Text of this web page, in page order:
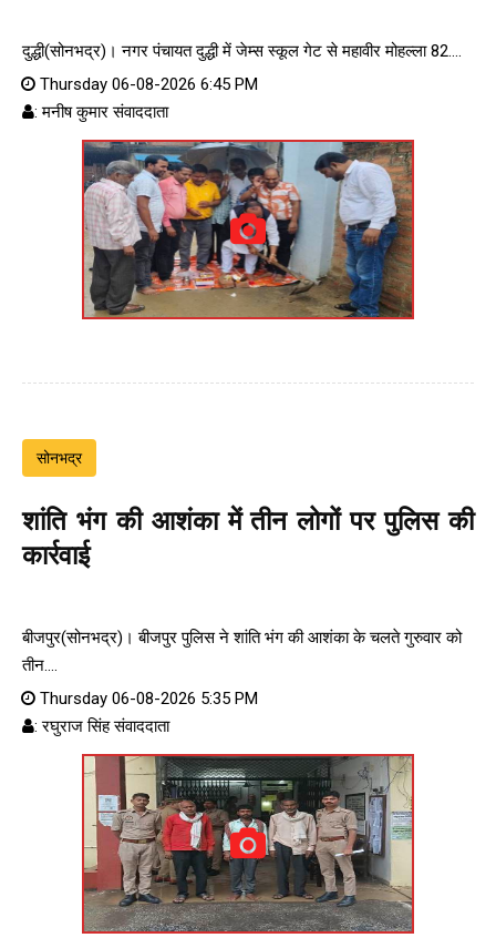
दुद्धी(सोनभद्र)। नगर पंचायत दुद्धी में जेम्स स्कूल गेट से महावीर मोहल्ला 82....
Thursday 06-08-2026 6:45 PM
: मनीष कुमार संवाददाता
सोनभद्र
शांति भंग की आशंका में तीन लोगों पर पुलिस की
कार्रवाई
बीजपुर(सोनभद्र)। बीजपुर पुलिस ने शांति भंग की आशंका के चलते गुरुवार को
तीन....
Thursday 06-08-2026 5:35 PM
: रघुराज सिंह संवाददाता